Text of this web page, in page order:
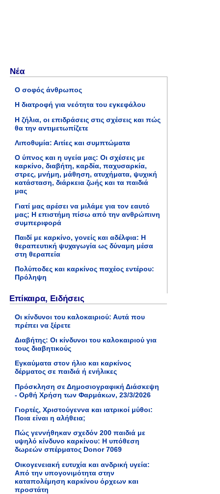
Νέα
Ο σοφός άνθρωπος
Η διατροφή για νεότητα του εγκεφάλου
Η ζήλια, οι επιδράσεις στις σχέσεις και πώς
θα την αντιμετωπίζετε
Λιποθυμία: Αιτίες και συμπτώματα
Ο ύπνος και η υγεία μας: Οι σχέσεις με
καρκίνο, διαβήτη, καρδία, παχυσαρκία,
στρες, μνήμη, μάθηση, ατυχήματα, ψυχική
κατάσταση, διάρκεια ζωής και τα παιδιά
μας
Γιατί μας αρέσει να μιλάμε για τον εαυτό
μας; Η επιστήμη πίσω από την ανθρώπινη
συμπεριφορά
Παιδί με καρκίνο, γονείς και αδέλφια: Η
θεραπευτική ψυχαγωγία ως δύναμη μέσα
στη θεραπεία
Πολύποδες και καρκίνος παχέος εντέρου:
Πρόληψη
Επίκαιρα, Ειδήσεις
Οι κίνδυνοι του καλοκαιριού: Αυτά που
πρέπει να ξέρετε
Διαβήτης: Οι κίνδυνοι του καλοκαιριού για
τους διαβητικούς
Εγκαύματα στον ήλιο και καρκίνος
δέρματος σε παιδιά ή ενήλικες
Πρόσκληση σε Δημοσιογραφική Διάσκεψη
- Ορθή Χρήση των Φαρμάκων, 23/3/2026
Γιορτές, Χριστούγεννα και ιατρικοί μύθοι:
Ποια είναι η αλήθεια;
Πώς γεννήθηκαν σχεδόν 200 παιδιά με
υψηλό κίνδυνο καρκίνου: Η υπόθεση
δωρεών σπέρματος Donor 7069
Οικογενειακή ευτυχία και ανδρική υγεία:
Από την υπογονιμότητα στην
καταπολέμηση καρκίνου όρχεων και
προστάτη